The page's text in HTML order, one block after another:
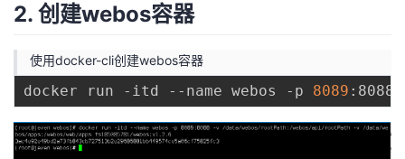
2. 创建webos容器
使用docker-cli创建webos容器
docker run -itd --name webos -p 8089